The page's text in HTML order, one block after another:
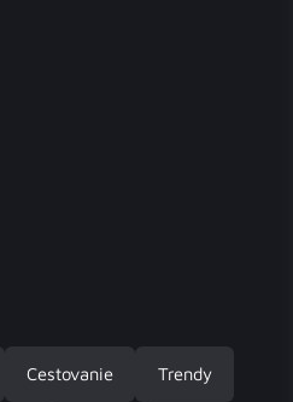
Cestovanie Trendy